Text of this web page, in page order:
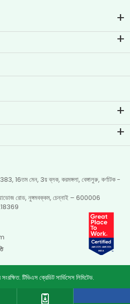
16তম মেন, 3য় ব্লক, করমঙ্গলা, বেঙ্গালুরু, কর্ণাটক -
রোড, নুঙ্গমবক্কম, চেন্নাই – 600006
টিভিএস ক্রেডিট সার্ভিসেস লিমিটেড.